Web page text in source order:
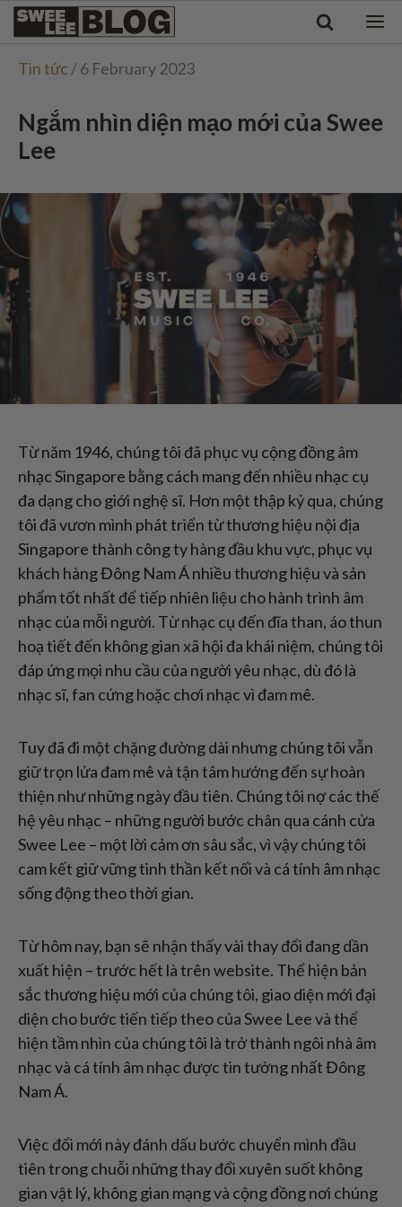
Singapore
Malaysia
Tiếng Việt
Swee
Blog
Tin tức / 6 February 2023
Ngắm nhìn diện mạo mới của Swee
Lee
Từ năm 1946, chúng tôi đã phục vụ cộng đồng âm
nhạc Singapore bằng cách mang đến nhiều nhạc cụ
đa dạng cho giới nghệ sĩ. Hơn một thập kỷ qua, chúng
tôi đã vươn mình phát triển từ thương hiệu nội địa
Singapore thành công ty hàng đầu khu vực, phục vụ
khách hàng Đông Nam Á nhiều thương hiệu và sản
phẩm tốt nhất để tiếp nhiên liệu cho hành trình âm
nhạc của mỗi người. Từ nhạc cụ đến đĩa than, áo thun
hoạ tiết đến không gian xã hội đa khái niệm, chúng tôi
đáp ứng mọi nhu cầu của người yêu nhạc, dù đó là
nhạc sĩ, fan cứng hoặc chơi nhạc vì đam mê.
Tuy đã đi một chặng đường dài nhưng chúng tôi vẫn
giữ trọn lửa đam mê và tận tâm hướng đến sự hoàn
thiện như những ngày đầu tiên. Chúng tôi nợ các thế
hệ yêu nhạc – những người bước chân qua cánh cửa
Swee Lee – một lời cảm ơn sâu sắc, vì vậy chúng tôi
cam kết giữ vững tinh thần kết nối và cá tính âm nhạc
sống động theo thời gian.
Từ hôm nay, bạn sẽ nhận thấy vài thay đổi đang dần
xuất hiện – trước hết là trên website. Thể hiện bản
sắc thương hiệu mới của chúng tôi, giao diện mới đại
diện cho bước tiến tiếp theo của Swee Lee và thể
hiện tầm nhìn của chúng tôi là trở thành ngôi nhà âm
nhạc và cá tính âm nhạc được tin tưởng nhất Đông
Nam Á.
Việc đổi mới này đánh dấu bước chuyển mình đầu
tiên trong chuỗi những thay đổi xuyên suốt không
gian vật lý, không gian mạng và cộng đồng nơi chúng